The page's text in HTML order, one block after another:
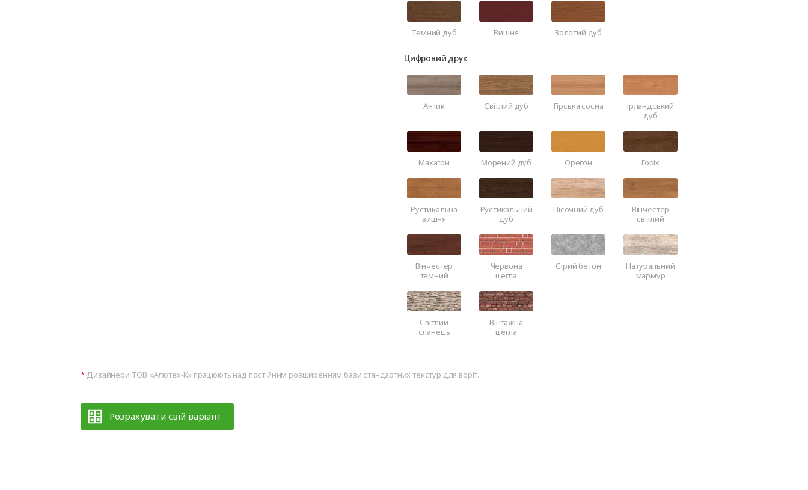
Темний дуб Вишня Золотий дуб
Цифровий друк
Антик Світлий дуб Гірська сосна
Ірландський
дуб
Махагон Морений дуб Орегон Горіх
Рустикальна
вишня
Рустикальний
дуб
Пісочний дуб
Вінчестер
світлий
Вінчестер
темний
Червона
цегла
Сірий бетон
Натуральний
мармур
Світлий
сланець
Вінтажна
цегла
Дизайнери ТОВ «Алютех‑К» працюють над постійним розширенням бази стандартних текстур для воріт.
Розрахувати свій варіант